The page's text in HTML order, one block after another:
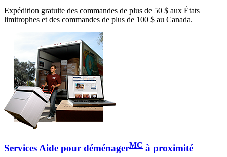
Expédition gratuite des commandes de plus de 50 $ aux États
limitrophes et des commandes de plus de 100 $ au Canada.
Services Aide pour déménagerMC à proximité